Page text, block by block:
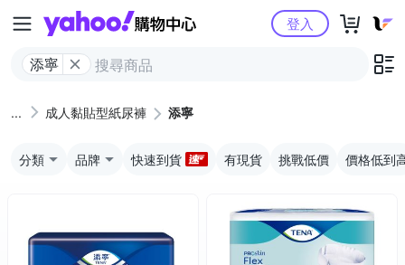
Yahoo購物中心
添寧
登入
成人黏貼型紙尿褲 添寧
分類 品牌 快速到貨 有現貨 挑戰低價 價格低到